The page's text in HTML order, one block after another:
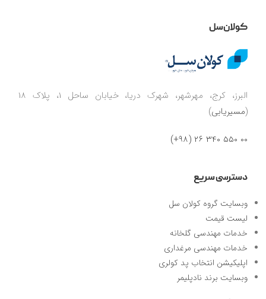
کولان‌سل
البرز، کرج، مهرشهر، شهرک دریا، خیابان ساحل 1، پلاک 18
(مسیریابی)
00 550 340 26 (98+)
دسترسی سریع
وبسایت گروه کولان سل
لیست قیمت
خدمات مهندسی گلخانه
خدمات مهندسی مرغداری
اپلیکیشن انتخاب پد کولری
وبسایت برند نادپلیمر